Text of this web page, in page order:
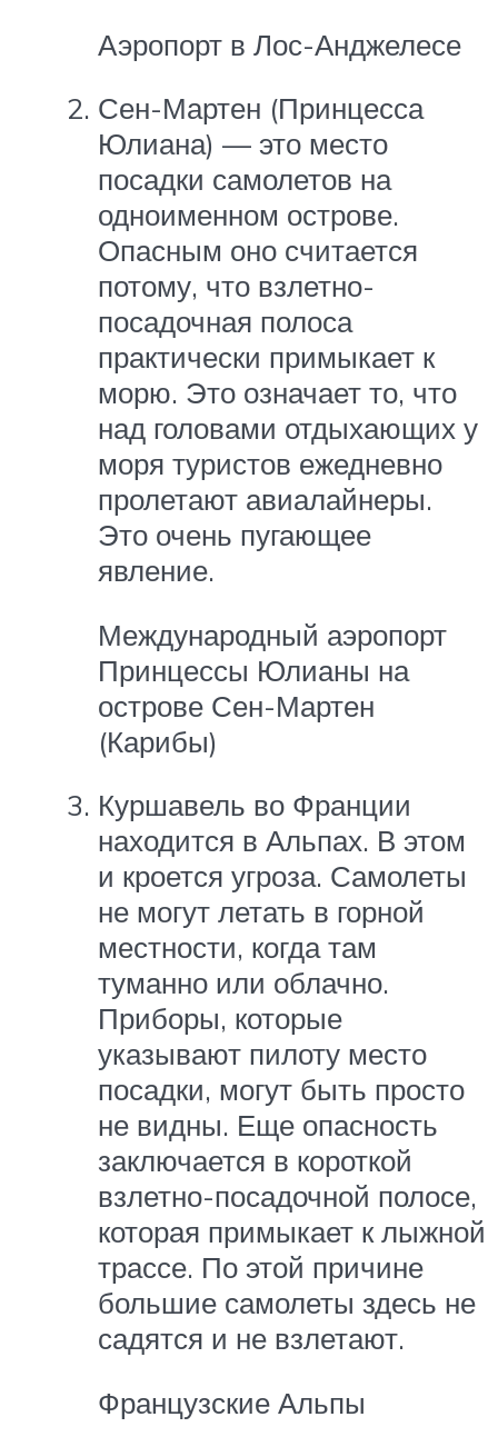
Аэропорт в Лос-Анджелесе
Сен-Мартен (Принцесса
Юлиана) — это место
посадки самолетов на
одноименном острове.
Опасным оно считается
потому, что взлетно-
посадочная полоса
практически примыкает к
морю. Это означает то, что
над головами отдыхающих у
моря туристов ежедневно
пролетают авиалайнеры.
Это очень пугающее
явление.
Международный аэропорт
Принцессы Юлианы на
острове Сен-Мартен
(Карибы)
Куршавель во Франции
находится в Альпах. В этом
и кроется угроза. Самолеты
не могут летать в горной
местности, когда там
туманно или облачно.
Приборы, которые
указывают пилоту место
посадки, могут быть просто
не видны. Еще опасность
заключается в короткой
взлетно-посадочной полосе,
которая примыкает к лыжной
трассе. По этой причине
большие самолеты здесь не
садятся и не взлетают.
Французские Альпы